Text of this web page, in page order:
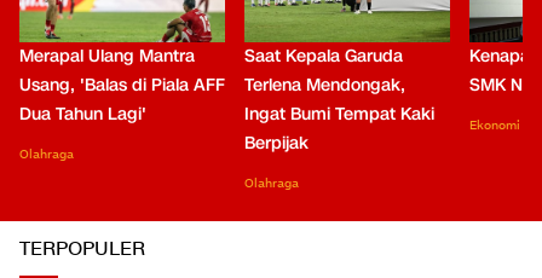
Merapal Ulang Mantra
Usang, 'Balas di Piala AFF
Dua Tahun Lagi'
Olahraga
Saat Kepala Garuda
Terlena Mendongak,
Ingat Bumi Tempat Kaki
Berpijak
Olahraga
Kenapa
SMK
Ekonomi
TERPOPULER